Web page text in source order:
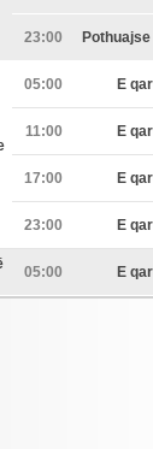
23:00
05:00 E
11:00 E
17:00 E
23:00 E
05:00 E